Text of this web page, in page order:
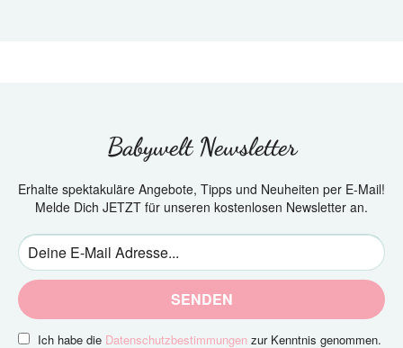
Babywelt Newsletter
Erhalte spektakuläre Angebote, Tipps und Neuheiten per E-Mail!
Melde Dich JETZT für unseren kostenlosen Newsletter an.
SENDEN
Ich habe die Datenschutzbestimmungen zur Kenntnis genommen.